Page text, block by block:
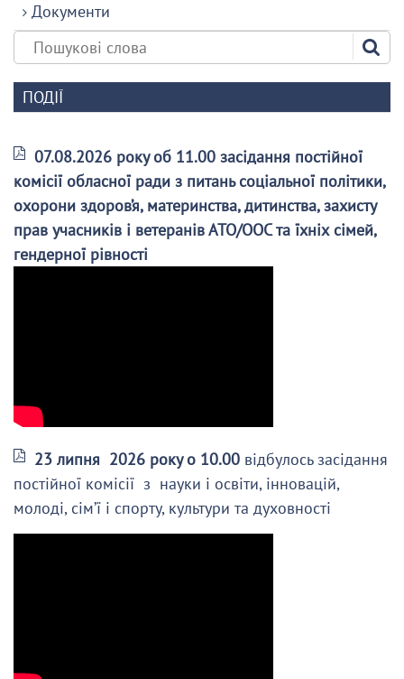
Документи
ПОДІЇ
07.08.2026 року об 11.00 засідання постійної
комісії обласної ради з питань соціальної політики,
охорони здоров’я, материнства, дитинства, захисту
прав учасників і ветеранів АТО/ООС та їхніх сімей,
гендерної рівності
23 липня 2026 року о 10.00 відбулось засідання
постійної комісії з науки і освіти, інновацій,
молоді, сім’ї і спорту, культури та духовності